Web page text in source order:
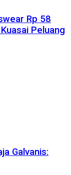
Rp 58
Peluang
Galvanis: